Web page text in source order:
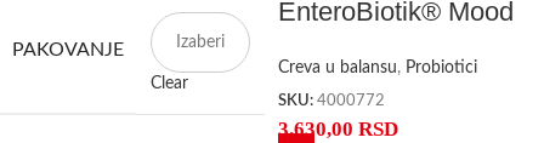
PAKOVANJE
Clear
EnteroBiotik® Mood
Creva u balansu, Probiotici
SKU: 4000772
3.630,00 RSD